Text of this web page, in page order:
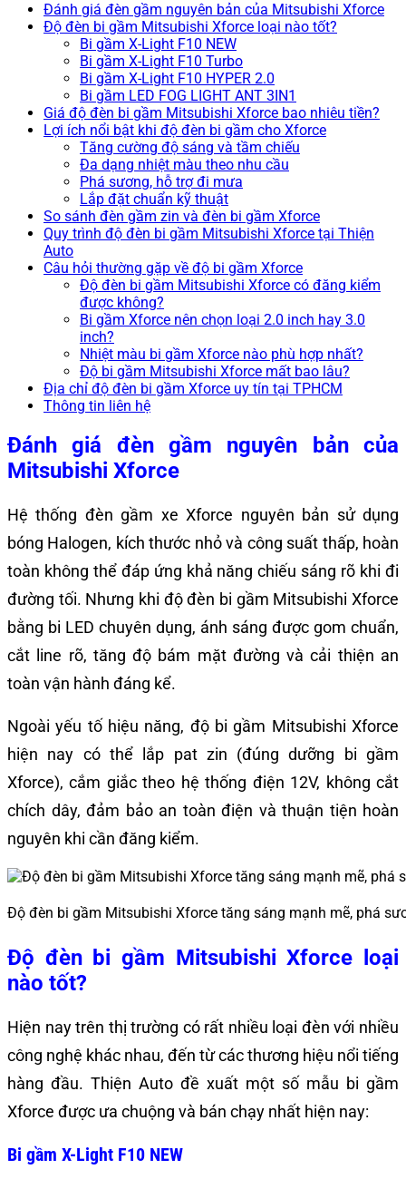
Đánh giá đèn gầm nguyên bản của Mitsubishi Xforce
Độ đèn bi gầm Mitsubishi Xforce loại nào tốt?
Bi gầm X-Light F10 NEW
Bi gầm X-Light F10 Turbo
Bi gầm X-Light F10 HYPER 2.0
Bi gầm LED FOG LIGHT ANT 3IN1
Giá độ đèn bi gầm Mitsubishi Xforce bao nhiêu tiền?
Lợi ích nổi bật khi độ đèn bi gầm cho Xforce
Tăng cường độ sáng và tầm chiếu
Đa dạng nhiệt màu theo nhu cầu
Phá sương, hỗ trợ đi mưa
Lắp đặt chuẩn kỹ thuật
So sánh đèn gầm zin và đèn bi gầm Xforce
Quy trình độ đèn bi gầm Mitsubishi Xforce tại Thiện
Auto
Câu hỏi thường gặp về độ bi gầm Xforce
Độ đèn bi gầm Mitsubishi Xforce có đăng kiểm
được không?
Bi gầm Xforce nên chọn loại 2.0 inch hay 3.0
inch?
Nhiệt màu bi gầm Xforce nào phù hợp nhất?
Độ bi gầm Mitsubishi Xforce mất bao lâu?
Địa chỉ độ đèn bi gầm Xforce uy tín tại TPHCM
Thông tin liên hệ
Đánh giá đèn gầm nguyên bản của
Mitsubishi Xforce
Hệ thống đèn gầm xe Xforce nguyên bản sử dụng
bóng Halogen, kích thước nhỏ và công suất thấp, hoàn
toàn không thể đáp ứng khả năng chiếu sáng rõ khi đi
đường tối. Nhưng khi độ đèn bi gầm Mitsubishi Xforce
bằng bi LED chuyên dụng, ánh sáng được gom chuẩn,
cắt line rõ, tăng độ bám mặt đường và cải thiện an
toàn vận hành đáng kể.
Ngoài yếu tố hiệu năng, độ bi gầm Mitsubishi Xforce
hiện nay có thể lắp pat zin (đúng dưỡng bi gầm
Xforce), cắm giắc theo hệ thống điện 12V, không cắt
chích dây, đảm bảo an toàn điện và thuận tiện hoàn
nguyên khi cần đăng kiểm.
Độ đèn bi gầm Mitsubishi Xforce tăng sáng mạnh mẽ, phá
Độ đèn bi gầm Mitsubishi Xforce loại
nào tốt?
Hiện nay trên thị trường có rất nhiều loại đèn với nhiều
công nghệ khác nhau, đến từ các thương hiệu nổi tiếng
hàng đầu. Thiện Auto đề xuất một số mẫu bi gầm
Xforce được ưa chuộng và bán chạy nhất hiện nay:
Bi gầm X-Light F10 NEW